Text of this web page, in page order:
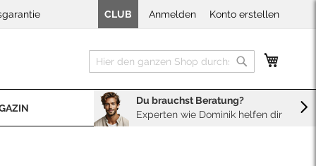
Anmelden Konto erstellen
CLUB
Suche
Du brauchst Beratung?
Experten wie Dominik helfen dir